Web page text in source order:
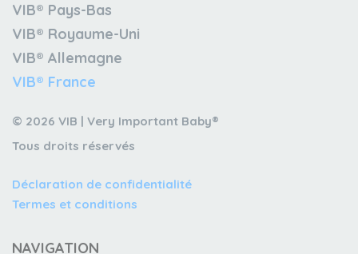
VIB® Pays-Bas
VIB® Royaume-Uni
VIB® Allemagne
VIB® France
© 2026 VIB | Very Important Baby®
Tous droits réservés
Déclaration de confidentialité
Termes et conditions
NAVIGATION